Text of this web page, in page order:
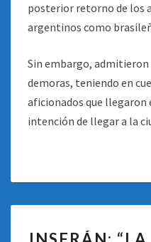
posterior retorno de los
argentinos como
Sin embargo, admitieron
demoras, teniendo en
aficionados que llegaron
intención de llegar a la